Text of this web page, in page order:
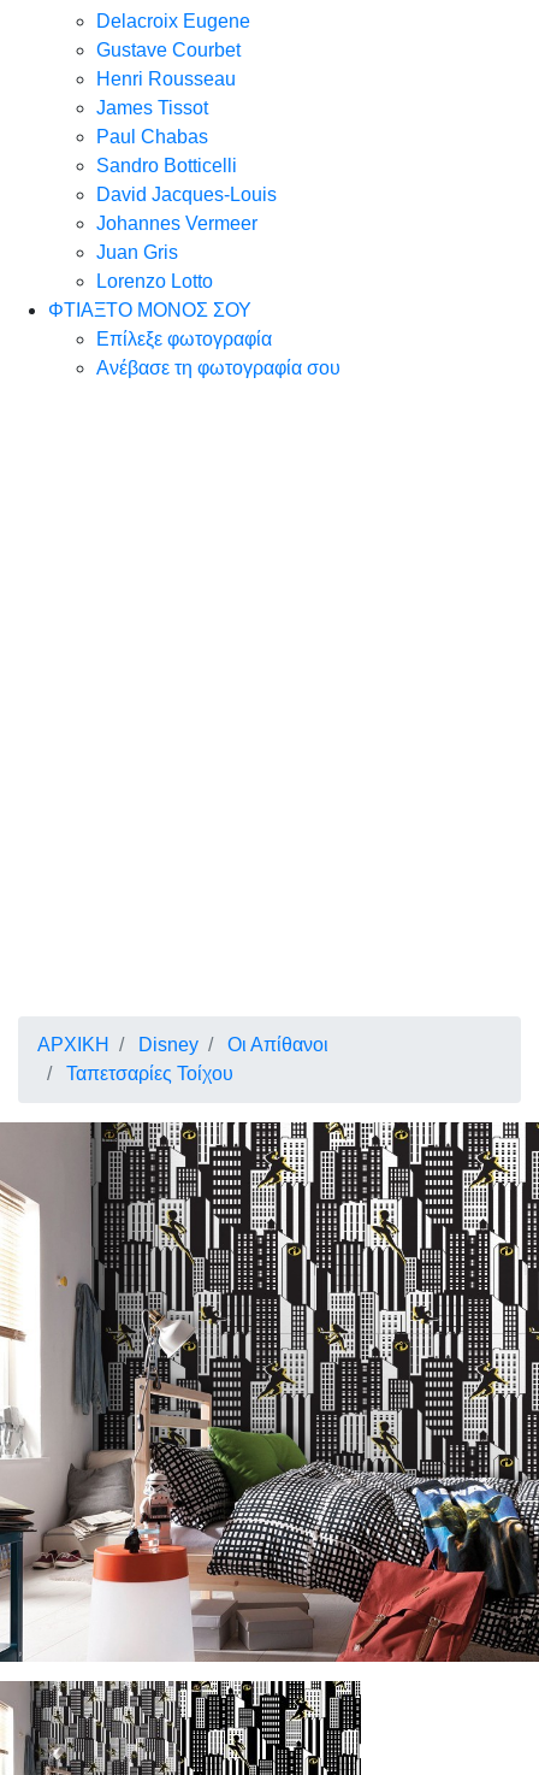
Delacroix Eugene
Gustave Courbet
Henri Rousseau
James Tissot
Paul Chabas
Sandro Botticelli
David Jacques-Louis
Johannes Vermeer
Juan Gris
Lorenzo Lotto
ΦΤΙΑΞΤΟ ΜΟΝΟΣ ΣΟΥ
Επίλεξε φωτογραφία
Ανέβασε τη φωτογραφία σου
ΑΡΧΙΚΗ Disney
Οι Απίθανοι
Ταπετσαρίες Τοίχου